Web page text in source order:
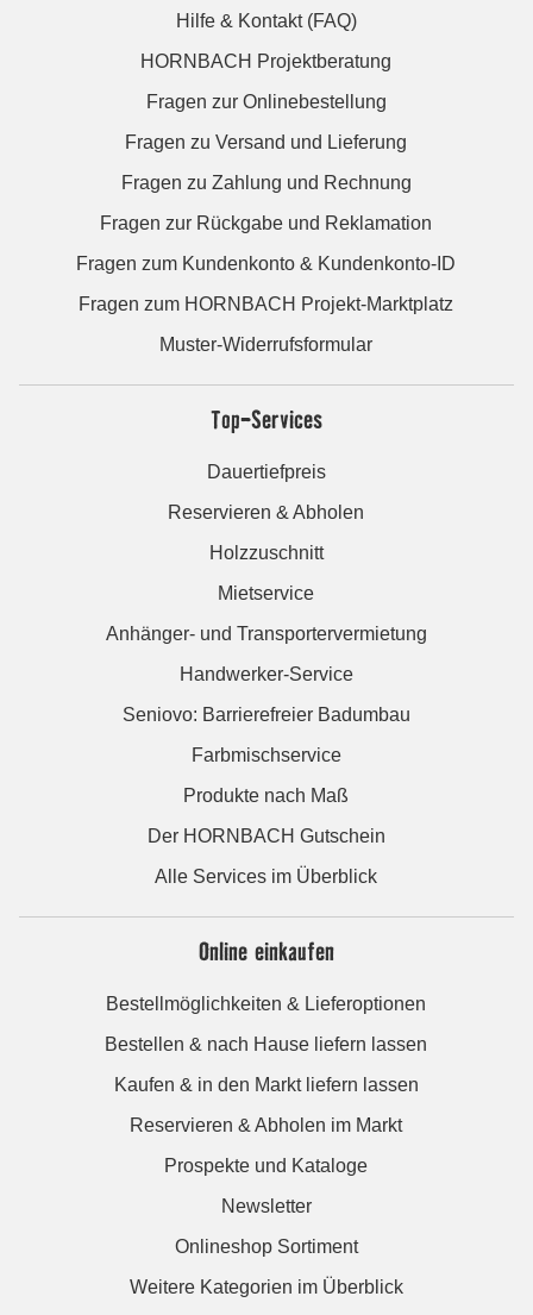
Hilfe & Kontakt (FAQ)
HORNBACH Projektberatung
Fragen zur Onlinebestellung
Fragen zu Versand und Lieferung
Fragen zu Zahlung und Rechnung
Fragen zur Rückgabe und Reklamation
Fragen zum Kundenkonto & Kundenkonto-ID
Fragen zum HORNBACH Projekt-Marktplatz
Muster-Widerrufsformular
Top-Services
Dauertiefpreis
Reservieren & Abholen
Holzzuschnitt
Mietservice
Anhänger- und Transportervermietung
Handwerker-Service
Seniovo: Barrierefreier Badumbau
Farbmischservice
Produkte nach Maß
Der HORNBACH Gutschein
Alle Services im Überblick
Online einkaufen
Bestellmöglichkeiten & Lieferoptionen
Bestellen & nach Hause liefern lassen
Kaufen & in den Markt liefern lassen
Reservieren & Abholen im Markt
Prospekte und Kataloge
Newsletter
Onlineshop Sortiment
Weitere Kategorien im Überblick